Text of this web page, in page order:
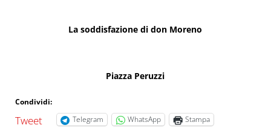
La soddisfazione di don Moreno
Piazza Peruzzi
Condividi:
Tweet Telegram WhatsApp Stampa